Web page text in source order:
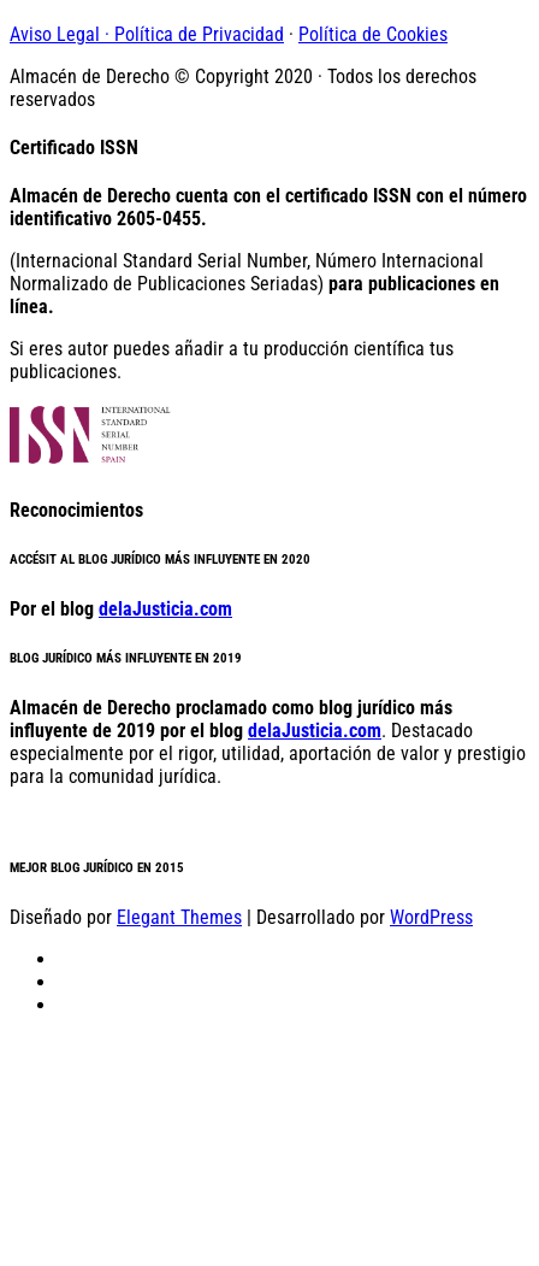
Aviso Legal · Política de Privacidad · Política de Cookies
Almacén de Derecho © Copyright 2020 · Todos los derechos
reservados
Certificado ISSN
Almacén de Derecho cuenta con el certificado ISSN con el número
identificativo 2605-0455.
(Internacional Standard Serial Number, Número Internacional
Normalizado de Publicaciones Seriadas) para publicaciones en
línea.
Si eres autor puedes añadir a tu producción científica tus
publicaciones.
Reconocimientos
ACCÉSIT AL BLOG JURÍDICO MÁS INFLUYENTE EN 2020
Por el blog delaJusticia.com
BLOG JURÍDICO MÁS INFLUYENTE EN 2019
Almacén de Derecho proclamado como blog jurídico más
influyente de 2019 por el blog delaJusticia.com. Destacado
especialmente por el rigor, utilidad, aportación de valor y prestigio
para la comunidad jurídica.
MEJOR BLOG JURÍDICO EN 2015
Diseñado por Elegant Themes | Desarrollado por WordPress